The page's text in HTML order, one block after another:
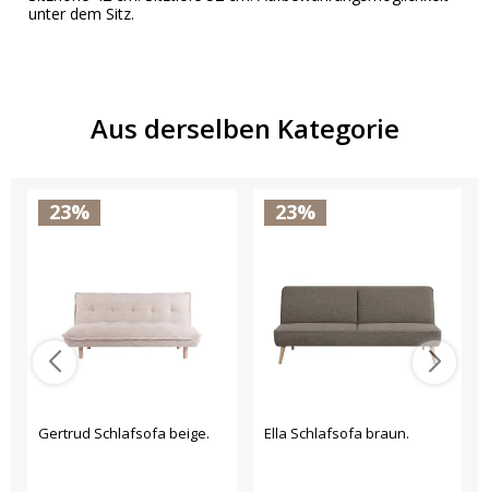
unter dem Sitz.
Aus derselben Kategorie
23%
Gertrud Schlafsofa beige.
23%
Ella Schlafsofa braun.